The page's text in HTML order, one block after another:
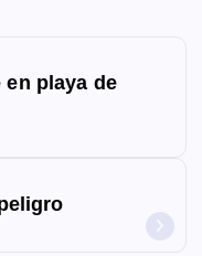
en playa de